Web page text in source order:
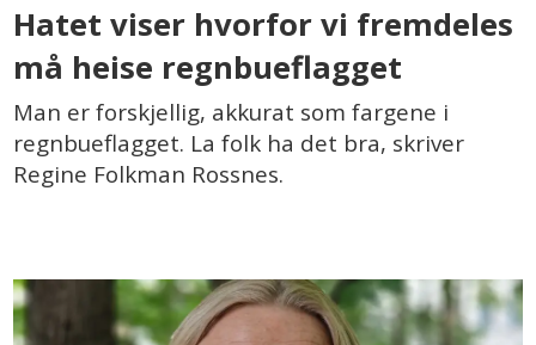
Hatet viser hvorfor vi fremdeles
må heise regnbueflagget
Man er forskjellig, akkurat som fargene i
regnbueflagget. La folk ha det bra, skriver
Regine Folkman Rossnes.